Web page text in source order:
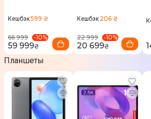
Кешбэк599 ₴
66 999 -10%
59 999₴
A376BZAGEUC)
Кешбэк 206 ₴
22 999 -10%
20 699₴
Планшеты